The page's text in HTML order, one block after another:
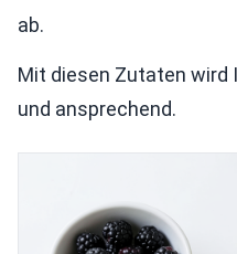
ab.
Mit diesen Zutaten wird
und ansprechend.